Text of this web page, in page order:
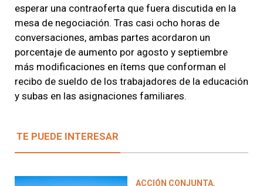
esperar una contraoferta que fuera discutida en la
mesa de negociación. Tras casi ocho horas de
conversaciones, ambas partes acordaron un
porcentaje de aumento por agosto y septiembre
más modificaciones en ítems que conforman el
recibo de sueldo de los trabajadores de la educación
y subas en las asignaciones familiares.
TE PUEDE INTERESAR
ACCIÓN CONJUNTA.